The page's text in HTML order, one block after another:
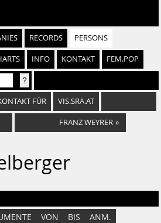
RECORDS PERSONS
INFO KONTAKT FEM.POP
FÜR VIS.SRA.AT
FRANZ WEYRER »
VON BIS
ANM.